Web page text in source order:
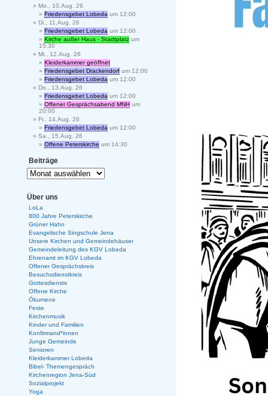
Mo., 10.Aug. 26
Friedensgebet Lobeda um 12:00
Di., 11.Aug. 26
Friedensgebet Lobeda um 12:00
Kirche außer Haus - Stadtplatz um
15:30
Mi., 12.Aug. 26
Kleiderkammer geöffnet
Friedensgebet Drackendorf um 12:00
Friedensgebet Lobeda um 12:00
Do., 13.Aug. 26
Friedensgebet Lobeda um 12:00
Offener Gesprächsabend MNH um
20:00
Fr., 14.Aug. 26
Friedensgebet Lobeda um 12:00
Sa., 15.Aug. 26
Offene Peterskirche um 14:30
Beiträge
Über uns
LoLa
800 Jahre Peterskirche
Grüner Hahn
Evangelische Singschule Jena
Unsere Kirchen und Gemeindehäuser
Gemeindeleitung des KGV Lobeda
Ehrenamt im KGV Lobeda
Offener Gesprächskreis
Besuchsdienstkreis
Gottesdienste
Offene Kirche
Ökumene
Feste
Kirchenmusik
Kinder und Familien
Konfirmand*innen
Junge Gemeinde
Senioren
Kleiderkammer Lobeda
Bibel- Themengespräch
Kirchenregion Jena-Süd
Sozialprojekt
Yoga